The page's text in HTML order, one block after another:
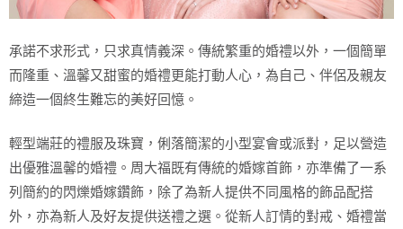
承諾不求形式，只求真情義深。傳統繁重的婚禮以外，一個簡單
而隆重、溫馨又甜蜜的婚禮更能打動人心，為自己、伴侶及親友
締造一個終生難忘的美好回憶。
輕型端莊的禮服及珠寶，俐落簡潔的小型宴會或派對，足以營造
出優雅溫馨的婚禮。周大福既有傳統的婚嫁首飾，亦準備了一系
列簡約的閃爍婚嫁鑽飾，除了為新人提供不同風格的飾品配搭
外，亦為新人及好友提供送禮之選。從新人訂情的對戒、婚禮當